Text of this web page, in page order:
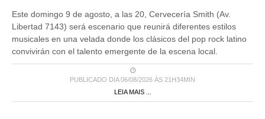
Este domingo 9 de agosto, a las 20, Cervecería Smith (Av.
Libertad 7143) será escenario que reunirá diferentes estilos
musicales en una velada donde los clásicos del pop rock latino
convivirán con el talento emergente de la escena local.
PUBLICADO DIA 06/08/2026 ÀS 21H34MIN
LEIA MAIS ...